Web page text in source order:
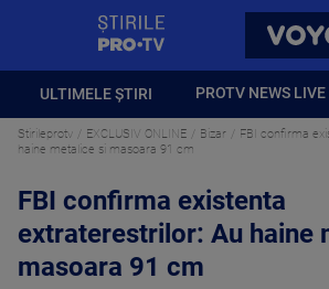
ULTIMELE ȘTIRI PROTV NEWS LIVE
Stirileprotv EXCLUSIV ONLINE Bizar
FBI confirma
haine metalice si masoara 91 cm
FBI confirma existenta
extraterestrilor: Au haine
masoara 91 cm